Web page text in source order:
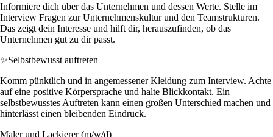
Informiere dich über das Unternehmen und dessen Werte. Stelle im
Interview Fragen zur Unternehmenskultur und den Teamstrukturen.
Das zeigt dein Interesse und hilft dir, herauszufinden, ob das
Unternehmen gut zu dir passt.
✨Selbstbewusst auftreten
Komm pünktlich und in angemessener Kleidung zum Interview. Achte
auf eine positive Körpersprache und halte Blickkontakt. Ein
selbstbewusstes Auftreten kann einen großen Unterschied machen und
hinterlässt einen bleibenden Eindruck.
Maler und Lackierer (m/w/d)